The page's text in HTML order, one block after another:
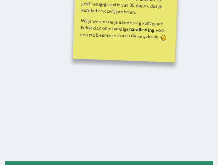
kunt het risicovrij proberen.
Wil je weten hoe je aan de slag kunt gaan?
Bekijk dan onze handigehandleiding voor
een probleemloze installatie en gebruik.